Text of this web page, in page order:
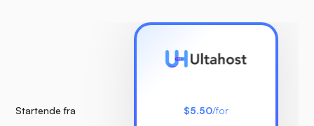
Startende fra $5.50/for